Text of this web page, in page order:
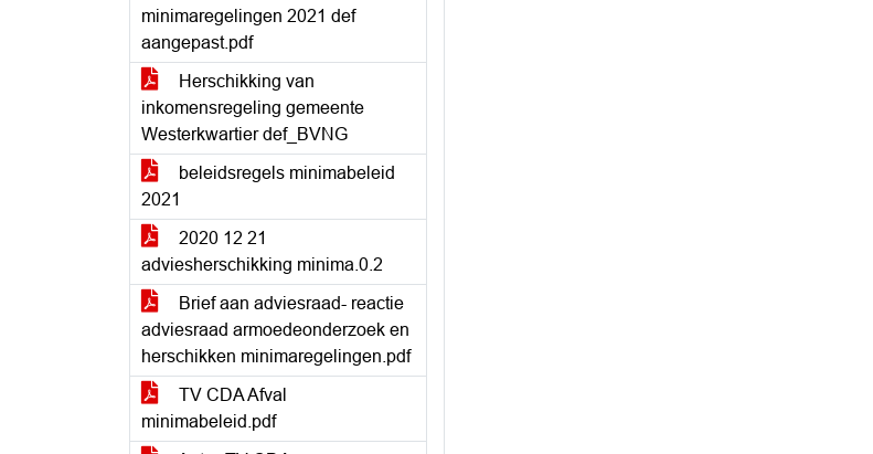
minimaregelingen 2021 def
aangepast.pdf
Herschikking van
inkomensregeling gemeente
Westerkwartier def_BVNG
beleidsregels minimabeleid
2021
2020 12 21
adviesherschikking minima.0.2
Brief aan adviesraad- reactie
adviesraad armoedeonderzoek en
herschikken minimaregelingen.pdf
TV CDA Afval
minimabeleid.pdf